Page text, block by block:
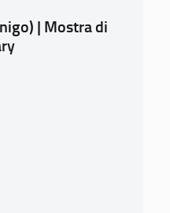
| Mostra di